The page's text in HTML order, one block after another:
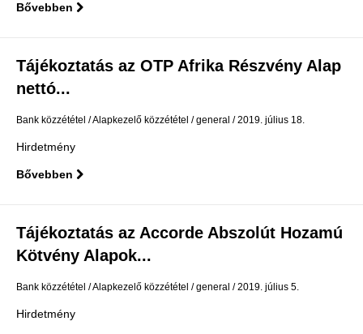
Bővebben
Tájékoztatás az OTP Afrika Részvény Alap
nettó...
Bank közzététel Alapkezelő közzététel general 2019. július 18.
Hirdetmény
Bővebben
Tájékoztatás az Accorde Abszolút Hozamú
Kötvény Alapok...
Bank közzététel Alapkezelő közzététel general 2019. július 5.
Hirdetmény